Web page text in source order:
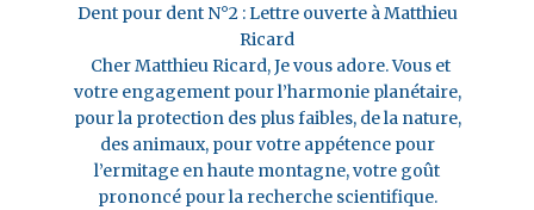
Dent pour dent N°2 : Lettre ouverte à Matthieu
Ricard
Cher Matthieu Ricard, Je vous adore. Vous et
votre engagement pour l’harmonie planétaire,
pour la protection des plus faibles, de la nature,
des animaux, pour votre appétence pour
l’ermitage en haute montagne, votre goût
prononcé pour la recherche scientifique.